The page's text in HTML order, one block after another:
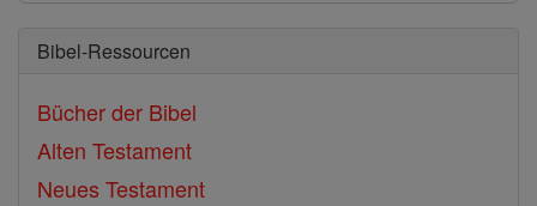
Bibel-Ressourcen
Bücher der Bibel
Alten Testament
Neues Testament